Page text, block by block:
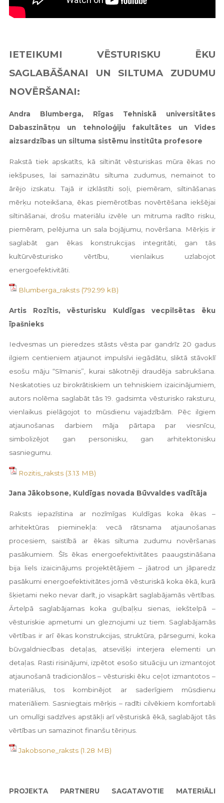
IETEIKUMI VĒSTURISKU ĒKU
SAGLABĀŠANAI UN SILTUMA ZUDUMU
NOVĒRŠANAI:
Andra Blumberga, Rīgas Tehniskā universitātes
Dabaszinātņu un tehnoloģiju fakultātes un Vides
aizsardzības un siltuma sistēmu institūta profesore
Rakstā tiek apskatīts, kā siltināt vēsturiskas mūra ēkas no
iekšpuses, lai samazinātu siltuma zudumus, nemainot to
ārējo izskatu. Tajā ir izklāstīti soļi, piemēram, siltināšanas
mērķu noteikšana, ēkas piemērotības novērtēšana iekšējai
siltināšanai, drošu materiālu izvēle un mitruma radīto risku,
piemēram, pelējuma un sala bojājumu, novēršana. Mērķis ir
saglabāt gan ēkas konstrukcijas integritāti, gan tās
kultūrvēsturisko vērtību, vienlaikus uzlabojot
energoefektivitāti.
Blumberga_raksts
Artis Rozītis, vēsturisku Kuldīgas vecpilsētas ēku
īpašnieks
Iedvesmas un pieredzes stāsts vēsta par gandrīz 20 gadus
ilgiem centieniem atjaunot impulsīvi iegādātu, sliktā stāvoklī
esošu māju “Sīmanis”, kurai sākotnēji draudēja sabrukšana.
Neskatoties uz birokrātiskiem un tehniskiem izaicinājumiem,
autors nolēma saglabāt tās 19. gadsimta vēsturisko raksturu,
vienlaikus pielāgojot to mūsdienu vajadzībām. Pēc ilgiem
atjaunošanas darbiem māja pārtapa par viesnīcu,
simbolizējot gan personisku, gan arhitektonisku
sasniegumu.
Rozitis_raksts
Jana Jākobsone, Kuldīgas novada Būvvaldes vadītāja
Raksts iepazīstina ar nozīmīgas Kuldīgas koka ēkas –
arhitektūras pieminekļa: vecā rātsnama atjaunošanas
procesiem, saistībā ar ēkas siltuma zudumu novēršanas
pasākumiem. Šīs ēkas energoefektivitātes paaugstināšana
bija liels izaicinājums projektētājiem – jāatrod un jāparedz
pasākumi energoefektivitātes jomā vēsturiskā koka ēkā, kurā
šķietami neko nevar darīt, jo visapkārt saglabājamās vērtības.
Ārtelpā saglabājamas koka guļbaļķu sienas, iekštelpā –
vēsturiskie apmetumi un gleznojumi uz tiem. Saglabājamās
vērtības ir arī ēkas konstrukcijas, struktūra, pārsegumi, koka
būvgaldniecības detaļas, atsevišķi interjera elementi un
detaļas. Rasti risinājumi, izpētot esošo situāciju un izmantojot
atjaunošanā tradicionālos – vēsturiski ēku ceļot izmantotos –
materiālus, tos kombinējot ar saderīgiem mūsdienu
materiāliem. Sasniegtais mērķis – radīti cilvēkiem komfortabli
un omulīgi sadzīves apstākļi arī vēsturiskā ēkā, saglabājot tās
vērtības un samazinot finanšu tēriņus.
Jakobsone_raksts
PROJEKTA PARTNERU SAGATAVOTIE MATERIĀLI